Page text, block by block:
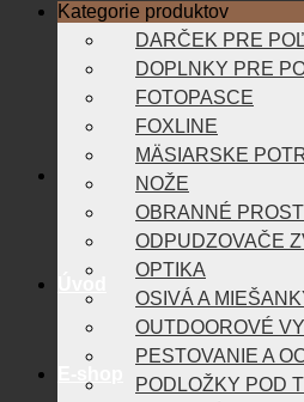
Kategorie produktov
DARČEK PRE
DOPLNKY PRE
FOTOPASCE
FOXLINE
MÄSIARSKE
NOŽE
OBRANNÉ
ODPUDZOVAČE
OPTIKA
OSIVÁ A
OUTDOOROVÉ
PESTOVANIE A
PODLOŽKY POD